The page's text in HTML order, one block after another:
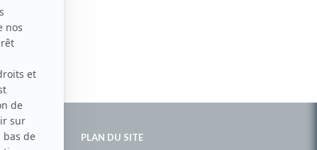
PLAN DU SITE